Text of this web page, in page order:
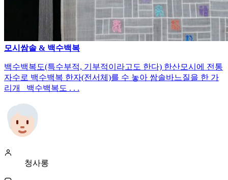
모시쌈솔 & 백수백복
백수백복도(특수부적, 기부적이라고도 한다) 한산모시에 전통
자수로 백수백복 한자(전서체)를 수 놓아 쌈솔바느질을 한 가
리개 백수백복도 . . .
청사롱